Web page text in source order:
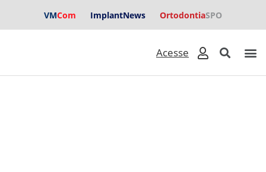
VMCom ImplantNews OrtodontiaSPO